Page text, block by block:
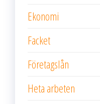
Ekonomi
Facket
Företagslån
Heta arbeten